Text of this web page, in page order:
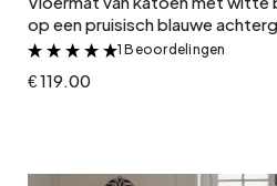
op een pruisisch blauwe
&
1 Beoordelingen
€ 119.00